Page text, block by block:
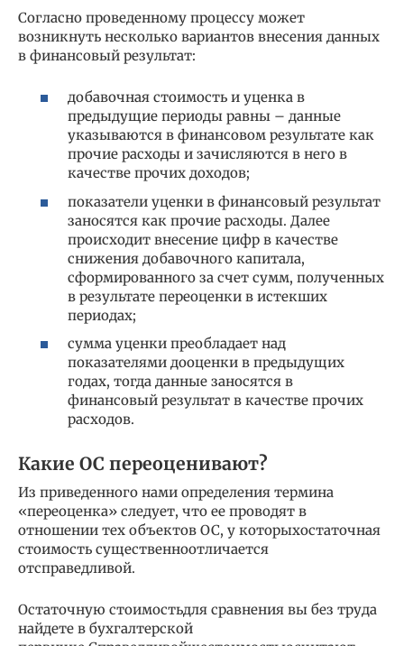
Согласно проведенному процессу может
возникнуть несколько вариантов внесения данных
в финансовый результат:
добавочная стоимость и уценка в
предыдущие периоды равны – данные
указываются в финансовом результате как
прочие расходы и зачисляются в него в
качестве прочих доходов;
показатели уценки в финансовый результат
заносятся как прочие расходы. Далее
происходит внесение цифр в качестве
снижения добавочного капитала,
сформированного за счет сумм, полученных
в результате переоценки в истекших
периодах;
сумма уценки преобладает над
показателями дооценки в предыдущих
годах, тогда данные заносятся в
финансовый результат в качестве прочих
расходов.
Какие ОС переоценивают?
Из приведенного нами определения термина
«переоценка» следует, что ее проводят в
отношении тех объектов ОС, у которыхостаточная
стоимость существенноотличается
отсправедливой.
Остаточную стоимостьдля сравнения вы без труда
найдете в бухгалтерской